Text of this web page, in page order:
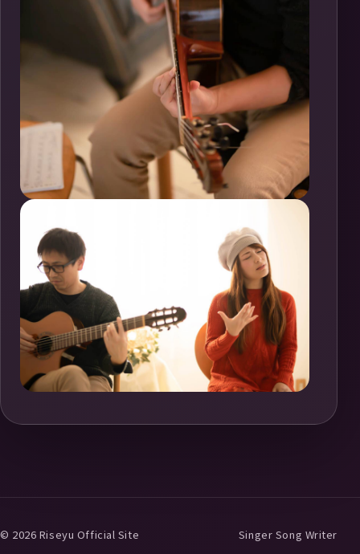
© 2026 Riseyu Official Site Singer Song Writer